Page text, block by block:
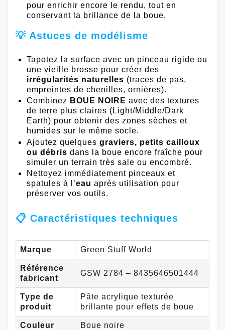
pour enrichir encore le rendu, tout en
conservant la brillance de la boue.
💡 Astuces de modélisme
Tapotez la surface avec un pinceau rigide ou
une vieille brosse pour créer des
irrégularités naturelles (traces de pas,
empreintes de chenilles, ornières).
Combinez BOUE NOIRE avec des textures
de terre plus claires (Light/Middle/Dark
Earth) pour obtenir des zones sèches et
humides sur le même socle.
Ajoutez quelques graviers, petits cailloux
ou débris dans la boue encore fraîche pour
simuler un terrain très sale ou encombré.
Nettoyez immédiatement pinceaux et
spatules à l’eau après utilisation pour
préserver vos outils.
📋 Caractéristiques techniques
Marque Green Stuff World
Référence
fabricant
GSW 2784 – 8435646501444
Type de
produit
Pâte acrylique texturée
brillante pour effets de boue
Couleur Boue noire